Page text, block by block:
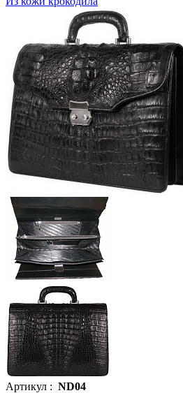
Артикул : ND04